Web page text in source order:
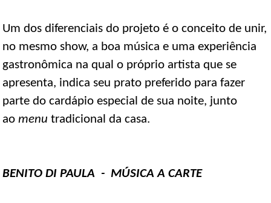
Um dos diferenciais do projeto é o conceito de unir,
no mesmo show, a boa música e uma experiência
gastronômica na qual o próprio artista que se
apresenta, indica seu prato preferido para fazer
parte do cardápio especial de sua noite, junto
aomenutradicional da casa.
BENITO DI PAULA - MÚSICA A CARTE